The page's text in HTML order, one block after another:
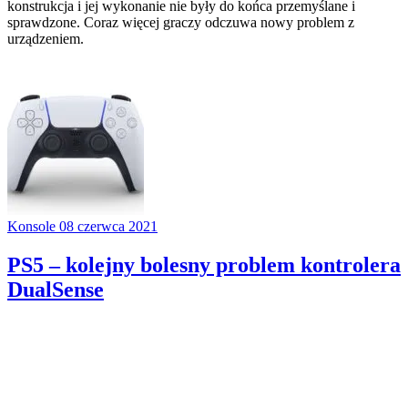
konstrukcja i jej wykonanie nie były do końca przemyślane i
sprawdzone. Coraz więcej graczy odczuwa nowy problem z
urządzeniem.
Konsole 08 czerwca 2021
PS5 – kolejny bolesny problem kontrolera
DualSense